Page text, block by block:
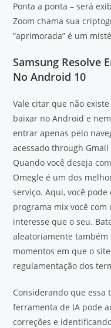
Ponta a ponta – será
Zoom chama sua
“aprimorada” é um
Samsung Resolve
No Android 10
Vale citar que não
baixar no Android e
entrar apenas pelo
acessado through
Quando você deseja
Omegle é um dos
serviço. Aqui, você
programa mix você
interesse que o seu.
aleatoriamente também
momentos em que o
regulamentação dos
Considerando que essa
ferramenta de IA pode
correções e